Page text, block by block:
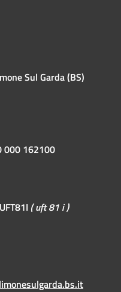
Sul Garda (BS)
000 162100
( uft 81 i )